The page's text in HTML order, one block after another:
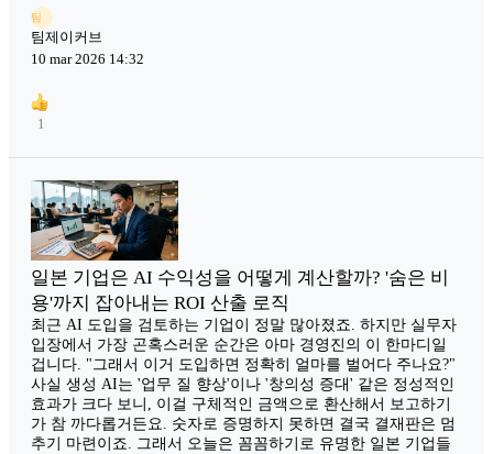
팀
팀제이커브
10 mar 2026 14:32
1
일본 기업은 AI 수익성을 어떻게 계산할까? '숨은 비
용'까지 잡아내는 ROI 산출 로직
최근 AI 도입을 검토하는 기업이 정말 많아졌죠. 하지만 실무자
입장에서 가장 곤혹스러운 순간은 아마 경영진의 이 한마디일
겁니다. "그래서 이거 도입하면 정확히 얼마를 벌어다 주나요?"
사실 생성 AI는 '업무 질 향상'이나 '창의성 증대' 같은 정성적인
효과가 크다 보니, 이걸 구체적인 금액으로 환산해서 보고하기
가 참 까다롭거든요. 숫자로 증명하지 못하면 결국 결재판은 멈
추기 마련이죠. 그래서 오늘은 꼼꼼하기로 유명한 일본 기업들